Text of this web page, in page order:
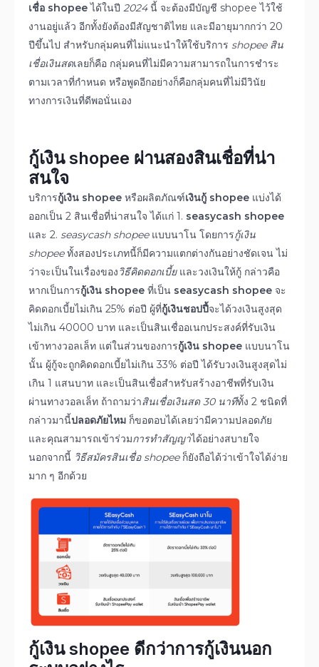
เชื่อ shopeeได้ในปี 2024นี้ จะต้องมีบัญชี shopee ไว้ใช้
งานอยู่แล้ว อีกทั้งยังต้องมีสัญชาติไทย และมีอายุมากกว่า 20
ปีขึ้นไป สำหรับกลุ่มคนที่ไม่แนะนำให้ใช้บริการ shopee สิน
เชื่อเงินสดเลยก็คือ กลุ่มคนที่ไม่มีความสามารถในการชำระ
ตามเวลาที่กำหนด หรือพูดอีกอย่างก็คือกลุ่มคนที่ไม่มีวินัย
ทางการเงินที่ดีพอนั่นเอง
กู้เงินshopee ผ่านสองสินเชื่อที่น่า
สนใจ
บริการกู้เงิน shopee หรือผลิตภัณฑ์เงินกู้ shopee แบ่งได้
ออกเป็น 2 สินเชื่อที่น่าสนใจ ได้แก่ 1. seasycash shopee
และ 2. seasycash shopeeแบบนาโน โดยการกู้เงิน
shopeeทั้งสองประเภทนี้ก็มีความแตกต่างกันอย่างชัดเจน ไม่
ว่าจะเป็นในเรื่องของวิธีคิดดอกเบี้ยและวงเงินให้กู้ กล่าวคือ
หากเป็นการกู้เงิน shopee ที่เป็น seasycash shopee จะ
คิดดอกเบี้ยไม่เกิน 25% ต่อปี ผู้ที่กู้เงินชอปปี้จะได้วงเงินสูงสุด
ไม่เกิน 40000 บาท และเป็นสินเชื่ออเนกประสงค์ที่รับเงิน
เข้าทางวอลเล็ท แต่ในส่วนของการกู้เงิน shopee แบบนาโน
นั้น ผู้กู้จะถูกคิดดอกเบี้ยไม่เกิน 33% ต่อปี ได้รับวงเงินสูงสุดไม่
เกิน 1 แสนบาท และเป็นสินเชื่อสำหรับสร้างอาชีพที่รับเงิน
ผ่านทางวอลเล็ท ถ้าถามว่าสินเชื่อเงินสด 30 นาทีทั้ง 2 ชนิดที่
กล่าวมานี้ปลอดภัยไหม ก็ขอตอบได้เลยว่ามีความปลอดภัย
และคุณสามารถเข้าร่วมการทำสัญญาได้อย่างสบายใจ
นอกจากนี้ วิธีสมัครสินเชื่อ shopeeก็ยังถือได้ว่าเข้าใจได้ง่าย
มาก ๆ อีกด้วย
กู้เงินshopee ดีกว่าการกู้เงินนอก